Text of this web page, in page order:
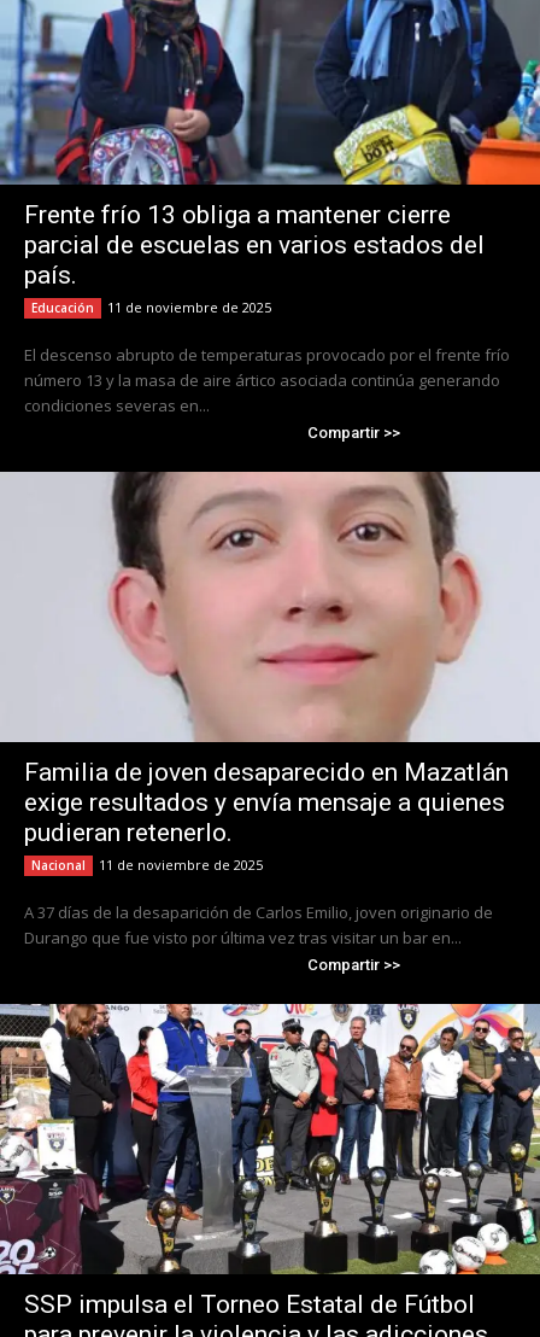
Frente frío 13 obliga a mantener cierre
parcial de escuelas en varios estados del
país.
Educación 11 de noviembre de 2025
El descenso abrupto de temperaturas provocado por el frente frío
número 13 y la masa de aire ártico asociada continúa generando
condiciones severas en...
Compartir >>
Familia de joven desaparecido en Mazatlán
exige resultados y envía mensaje a quienes
pudieran retenerlo.
Nacional 11 de noviembre de 2025
A 37 días de la desaparición de Carlos Emilio, joven originario de
Durango que fue visto por última vez tras visitar un bar en...
Compartir >>
SSP impulsa el Torneo Estatal de Fútbol